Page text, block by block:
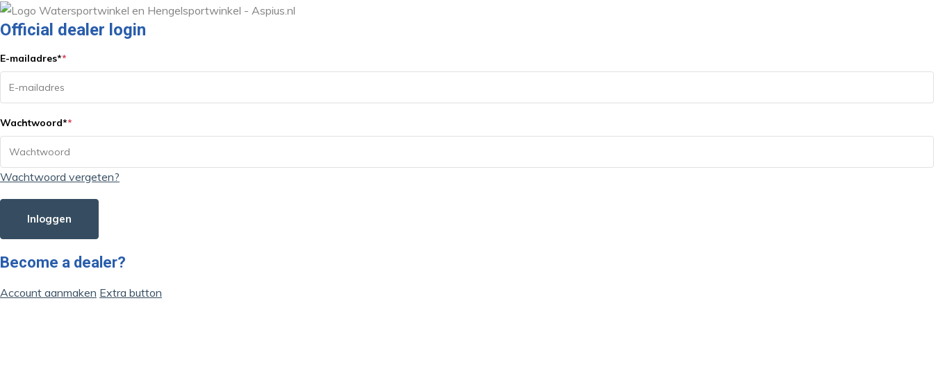
Official dealer login
E-mailadres**
Wachtwoord**
Wachtwoord vergeten?
Inloggen
Become a dealer?
Account aanmaken Extra button